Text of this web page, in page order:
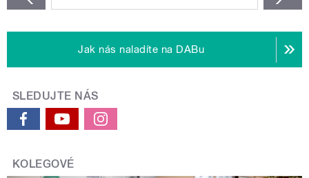
Jak nás naladíte na DABu
SLEDUJTE NÁS
KOLEGOVÉ